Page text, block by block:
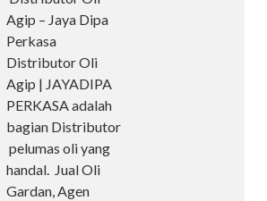
Agip – Jaya Dipa
Perkasa
Distributor Oli
Agip | JAYADIPA
PERKASA adalah
bagian Distributor
pelumas oli yang
handal. Jual Oli
Gardan, Agen